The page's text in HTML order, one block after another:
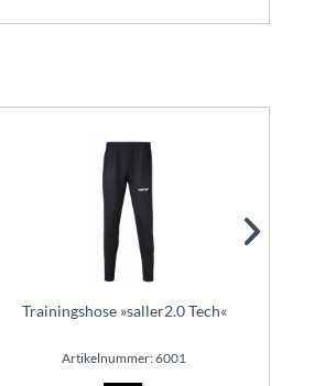
Trainingshose »saller2.0 Tech«
Artikelnummer: 6001